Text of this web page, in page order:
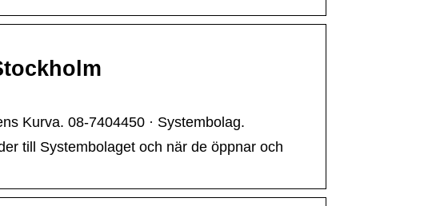
Kurva. 08-7404450 · Systembolag.
till Systembolaget och när de öppnar och